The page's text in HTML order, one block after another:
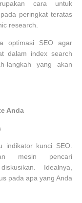
cara untuk
peringkat teratas
research.
optimasi SEO agar
dalam index search
langkah yang akan
Anda
indikator kunci SEO.
mesin pencari
Idealnya,
pada apa yang Anda